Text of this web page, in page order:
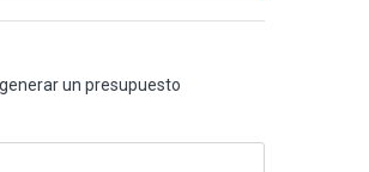
un presupuesto